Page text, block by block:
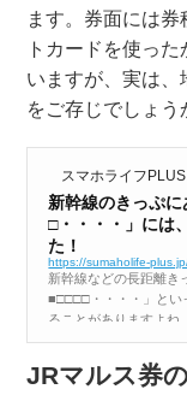
ます。券面には
トカードを使っ
いますが、実は
をご存じでしょう
スマホライフPLUS
新幹線のきっぷ
□・・・・」には
た！
https://sumaholife-
新幹線などの長距離き
■□□□□・・・・」とい
ることがありますよね
なのでしょうか？ き
は通る線路を表してい
車券”の券面をよく...
JRマルス券